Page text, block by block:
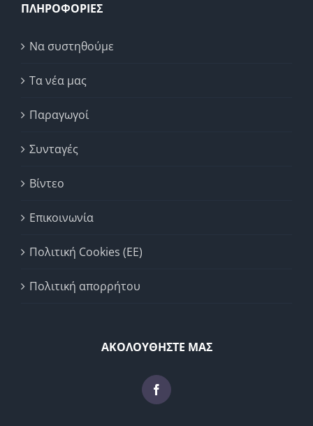
ΠΛΗΡΟΦΟΡΙΕΣ
Να συστηθούμε
Τα νέα μας
Παραγωγοί
Συνταγές
Βίντεο
Επικοινωνία
Πολιτική Cookies (ΕΕ)
Πολιτική απορρήτου
ΑΚΟΛΟΥΘΗΣΤΕ ΜΑΣ